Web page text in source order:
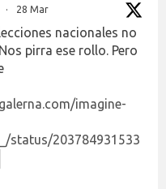
· 28 Mar
nacionales no
pirra ese rollo. Pero
imagine-
status/203784931533